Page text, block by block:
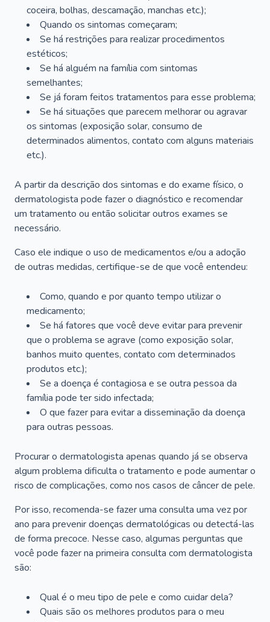
coceira, bolhas, descamação, manchas etc.);
Quando os sintomas começaram;
Se há restrições para realizar procedimentos
estéticos;
Se há alguém na família com sintomas
semelhantes;
Se já foram feitos tratamentos para esse problema;
Se há situações que parecem melhorar ou agravar
os sintomas (exposição solar, consumo de
determinados alimentos, contato com alguns materiais
etc.).
A partir da descrição dos sintomas e do exame físico, o
dermatologista pode fazer o diagnóstico e recomendar
um tratamento ou então solicitar outros exames se
necessário.
Caso ele indique o uso de medicamentos e/ou a adoção
de outras medidas, certifique-se de que você entendeu:
Como, quando e por quanto tempo utilizar o
medicamento;
Se há fatores que você deve evitar para prevenir
que o problema se agrave (como exposição solar,
banhos muito quentes, contato com determinados
produtos etc.);
Se a doença é contagiosa e se outra pessoa da
família pode ter sido infectada;
O que fazer para evitar a disseminação da doença
para outras pessoas.
Procurar o dermatologista apenas quando já se observa
algum problema dificulta o tratamento e pode aumentar o
risco de complicações, como nos casos de câncer de pele.
Por isso, recomenda-se fazer uma consulta uma vez por
ano para prevenir doenças dermatológicas ou detectá-las
de forma precoce. Nesse caso, algumas perguntas que
você pode fazer na primeira consulta com dermatologista
são:
Qual é o meu tipo de pele e como cuidar dela?
Quais são os melhores produtos para o meu